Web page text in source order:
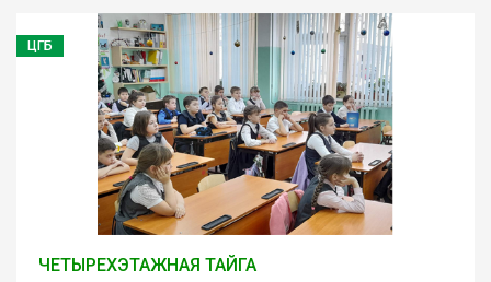
ЦГБ
ЧЕТЫРЕХЭТАЖНАЯ ТАЙГА